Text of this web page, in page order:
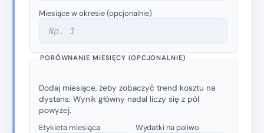
Miesiące w okresie (opcjonalnie)
PORÓWNANIE MIESIĘCY (OPCJONALNIE)
Dodaj miesiące, żeby zobaczyć trend kosztu na
dystans. Wynik główny nadal liczy się z pól
powyżej.
Etykieta miesiąca
Wydatki na paliwo